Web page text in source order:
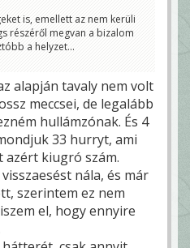
is, emellett az nem kerüli
részéről megvan a bizalom
a helyzet...
alapján tavaly nem volt
meccsei, de legalább
hullámzónak. És 4
33 hurryt, ami
azért kiugró szám.
nála, és már
szerintem ez nem
el, hogy ennyire